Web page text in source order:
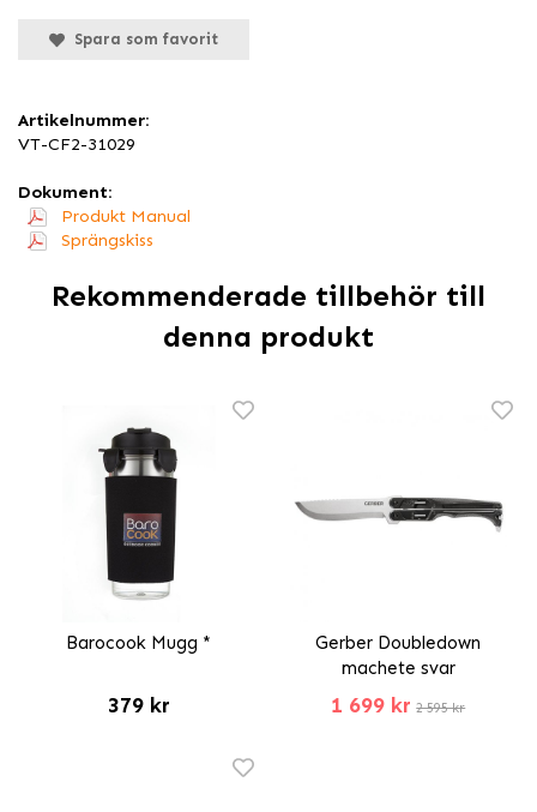
Spara som favorit
Artikelnummer:
VT-CF2-31029
Dokument:
Produkt Manual
Sprängskiss
Rekommenderade tillbehör till
denna produkt
Barocook Mugg *
379 kr
Gerber Doubledown
machete svar
1 699 kr 2 595 kr